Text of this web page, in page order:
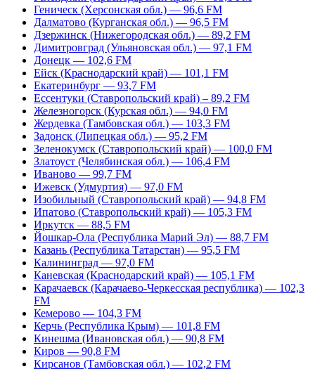
Геническ (Херсонская обл.) — 96,6 FM
Далматово (Курганская обл.) — 96,5 FM
Дзержинск (Нижегородская обл.) — 89,2 FM
Димитровград (Ульяновская обл.) — 97,1 FM
Донецк — 102,6 FM
Ейск (Краснодарский край) — 101,1 FM
Екатеринбург — 93,7 FM
Ессентуки (Ставропольский край) – 89,2 FM
Железногорск (Курская обл.) — 94,0 FM
Жердевка (Тамбовская обл.) — 103,3 FM
Задонск (Липецкая обл.) — 95,2 FM
Зеленокумск (Ставропольский край) — 100,0 FM
Златоуст (Челябинская обл.) — 106,4 FM
Иваново — 99,7 FM
Ижевск (Удмуртия) — 97,0 FM
Изобильный (Ставропольский край) — 94,8 FM
Ипатово (Ставропольский край) — 105,3 FM
Иркутск — 88,5 FM
Йошкар-Ола (Республика Марий Эл) — 88,7 FM
Казань (Республика Татарстан) — 95,5 FM
Калининград — 97,0 FM
Каневская (Краснодарский край) — 105,1 FM
Карачаевск (Карачаево-Черкесская республика) — 102,3
FM
Кемерово — 104,3 FM
Керчь (Республика Крым) — 101,8 FM
Кинешма (Ивановская обл.) — 90,8 FM
Киров — 90,8 FM
Кирсанов (Тамбовская обл.) — 102,2 FM